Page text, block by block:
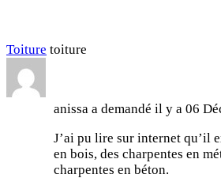
Toiture toiture
anissa a demandé il y a 06
J’ai pu lire sur internet qu’il
en bois, des charpentes en
charpentes en béton.